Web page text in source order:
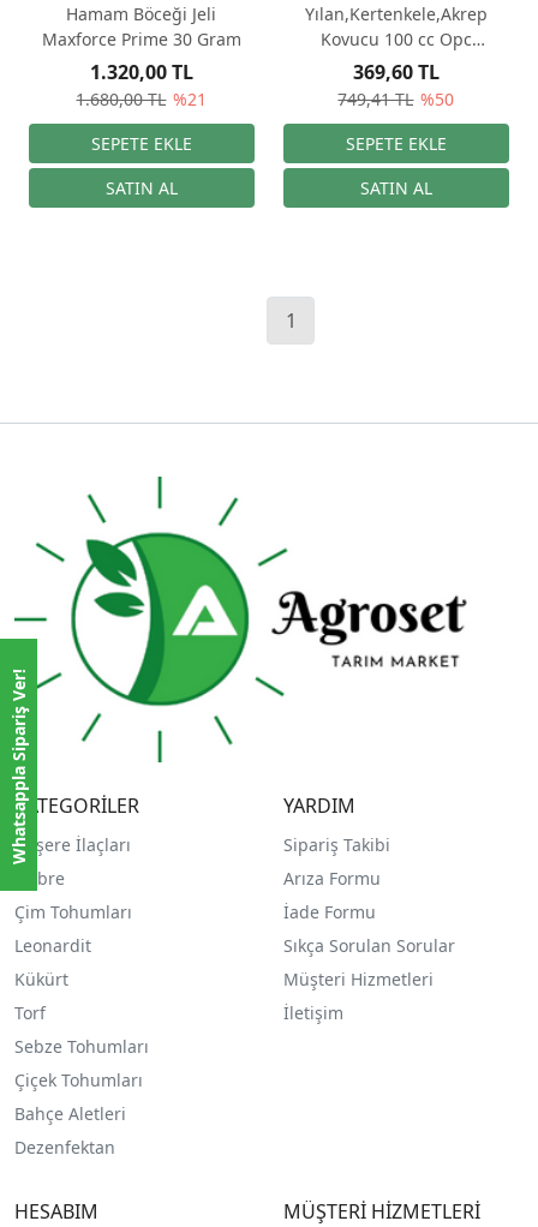
Hamam Böceği Jeli
Maxforce Prime 30 Gram
1.680,00 TL %21
1.320,00 TL
Yılan,Kertenkele,Akrep
Kovucu 100 cc Opc
Konsantre
749,41 TL %50
369,60 TL
1
KATEGORİLER
Haşere İlaçları
Gübre
Çim Tohumları
Leonardit
Kükürt
Torf
Sebze Tohumları
Çiçek Tohumları
Bahçe Aletleri
Dezenfektan
YARDIM
Sipariş Takibi
Arıza Formu
İade Formu
Sıkça Sorulan Sorular
Müşteri Hizmetleri
İletişim
HESABIM MÜŞTERİ HİZMETLERİ
Whatsappla Sipariş Ver!